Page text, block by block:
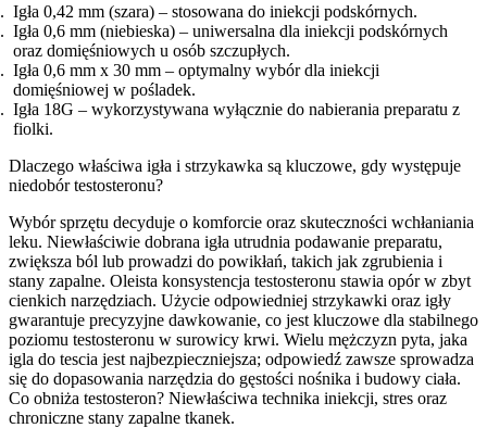
Igła 0,42 mm (szara) – stosowana do iniekcji podskórnych.
Igła 0,6 mm (niebieska) – uniwersalna dla iniekcji podskórnych
oraz domięśniowych u osób szczupłych.
Igła 0,6 mm x 30 mm – optymalny wybór dla iniekcji
domięśniowej w pośladek.
Igła 18G – wykorzystywana wyłącznie do nabierania preparatu z
fiolki.
Dlaczego właściwa igła i strzykawka są kluczowe, gdy występuje
niedobór testosteronu?
Wybór sprzętu decyduje o komforcie oraz skuteczności wchłaniania
leku. Niewłaściwie dobrana igła utrudnia podawanie preparatu,
zwiększa ból lub prowadzi do powikłań, takich jak zgrubienia i
stany zapalne. Oleista konsystencja testosteronu stawia opór w zbyt
cienkich narzędziach. Użycie odpowiedniej strzykawki oraz igły
gwarantuje precyzyjne dawkowanie, co jest kluczowe dla stabilnego
poziomu testosteronu w surowicy krwi. Wielu mężczyzn pyta, jaka
igla do tescia jest najbezpieczniejsza; odpowiedź zawsze sprowadza
się do dopasowania narzędzia do gęstości nośnika i budowy ciała.
Co obniża testosteron? Niewłaściwa technika iniekcji, stres oraz
chroniczne stany zapalne tkanek.